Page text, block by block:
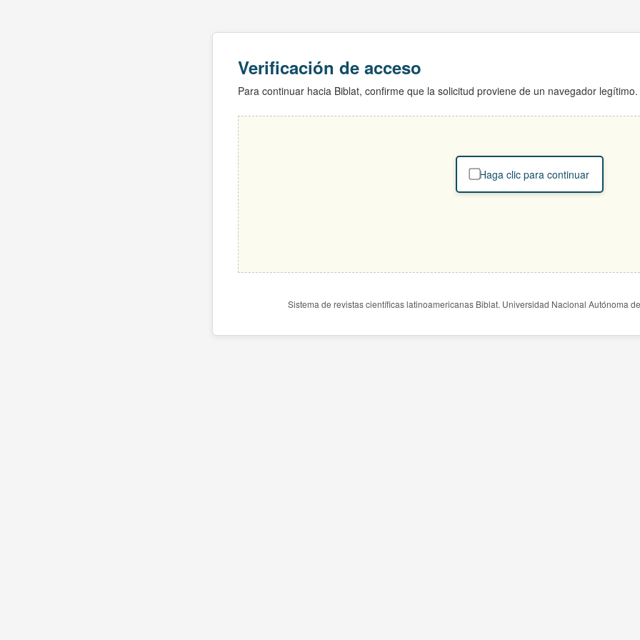
Verificación de acceso
Para continuar hacia Biblat, confirme que la solicitud proviene de un navegador legítimo.
Haga clic para continuar
Sistema de revistas científicas latinoamericanas Biblat. Universidad Nacional Autónoma